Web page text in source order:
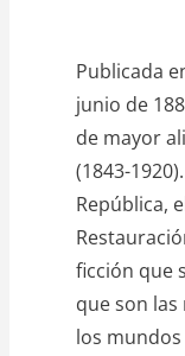
Publicada
junio de
de mayor
(1843-
República,
ficción que
que son
los